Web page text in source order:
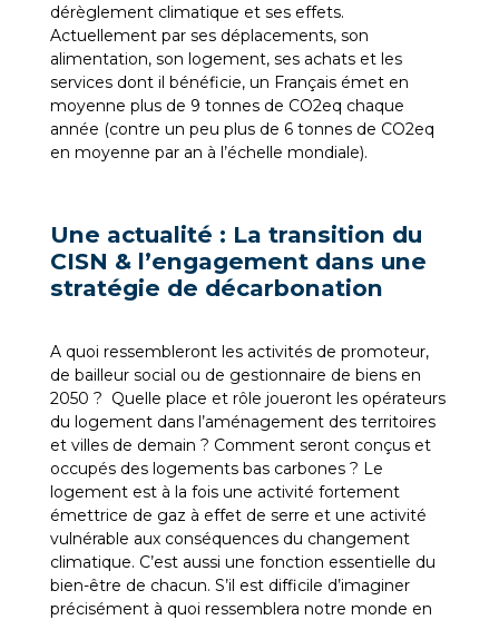
dérèglement climatique et ses effets.
Actuellement par ses déplacements, son
alimentation, son logement, ses achats et les
services dont il bénéficie, un Français émet en
moyenne plus de 9 tonnes de CO2eq chaque
année (contre un peu plus de 6 tonnes de CO2eq
en moyenne par an à l’échelle mondiale).
Une actualité : La transition du
CISN & l’engagement dans une
stratégie de décarbonation
A quoi ressembleront les activités de promoteur,
de bailleur social ou de gestionnaire de biens en
2050 ? Quelle place et rôle joueront les opérateurs
du logement dans l’aménagement des territoires
et villes de demain ? Comment seront conçus et
occupés des logements bas carbones ? Le
logement est à la fois une activité fortement
émettrice de gaz à effet de serre et une activité
vulnérable aux conséquences du changement
climatique. C’est aussi une fonction essentielle du
bien-être de chacun. S’il est difficile d’imaginer
précisément à quoi ressemblera notre monde en